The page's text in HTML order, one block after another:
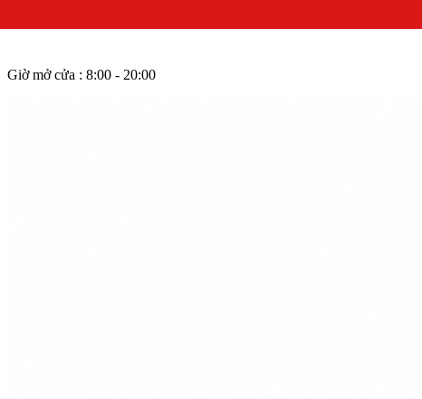
Giờ mở cửa : 8:00 - 20:00